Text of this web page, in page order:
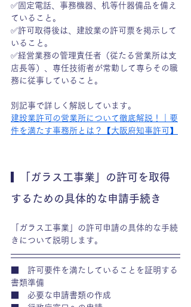
✅固定電話、事務機器、机等什器備品を備え
ていること。
✅許可取得後は、建設業の許可票を掲示して
いること。
✅経営業務の管理責任者（従たる営業所は支
店長等）、専任技術者が常勤して専らその職
務に従事していること。
別記事で詳しく解説しています。
建設業許可の営業所について徹底解説！｜要
件を満たす事務所とは？【大阪府知事許可】
  「ガラス工事業」の許可を取得
するための具体的な申請手続き
「ガラス工事業」の許可申請の具体的な手続
きについて説明します。
■　許可要件を満たしていることを証明する
書類準備
■　必要な申請書類の作成